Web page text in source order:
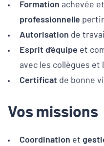
Formation achevée
professionnelle
Autorisation de
Esprit d’équipe et
avec les collègues et
Certificat de bonne
Vos missions
Coordination et